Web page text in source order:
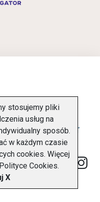
O FIRMIE KONTAKT
Navigator
stosujemy pliki
usług na
sposób.
w każdym czasie
cookies. Więcej
Polityce Cookies.
X